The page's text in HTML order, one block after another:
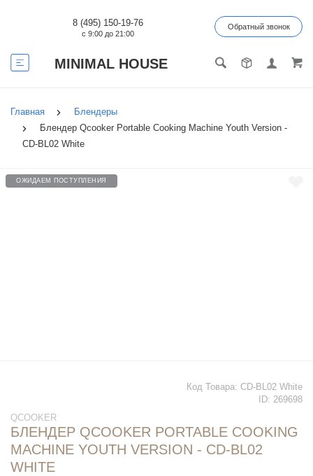
MINIMAL HOUSE
8 (495) 150-19-76
с 9:00 до 21:00
Обратный звонок
Главная
Блендеры
Блендер Qcooker Portable Cooking Machine Youth Version -
CD-BL02 White
ОЖИДАЕМ ПОСТУПЛЕНИЯ
Код Товара: CD-BL02 White
ID: 269698
QCOOKER
БЛЕНДЕР QCOOKER PORTABLE COOKING
MACHINE YOUTH VERSION - CD-BL02
WHITE